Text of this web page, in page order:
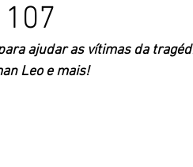
ajudar as vítimas da
Leo e mais!